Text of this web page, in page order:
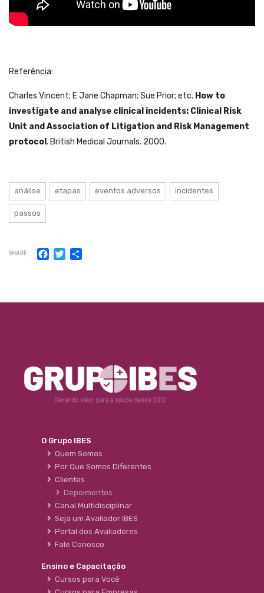
Referência:
Charles Vincent; E Jane Chapman; Sue Prior; etc. How to
investigate and analyse clinical incidents: Clinical Risk
Unit and Association of Litigation and Risk Management
protocol . British Medical Journals. 2000.
análise etapas eventos adversos incidentes
passos
SHARE Facebook
Twitter
O Grupo IBES
Quem Somos
Por Que Somos Diferentes
Clientes
Depoimentos
Canal Multidisciplinar
Seja um Avaliador IBES
Portal dos Avaliadores
Fale Conosco
Ensino e Capacitação
Cursos para Você